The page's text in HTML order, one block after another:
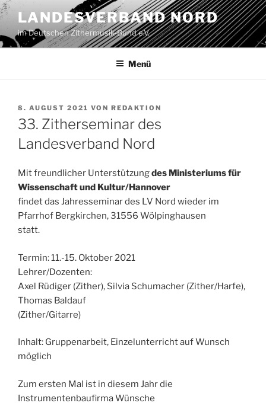
Zum
Inhalt
springen
LANDESVERBAND NORD
im Deutschen Zithermusik-Bund e.V.
Menü
VERÖFFENTLICHT
AM
8. AUGUST 2021 VON REDAKTION
33. Zitherseminar des
Landesverband Nord
Mit freundlicher Unterstützungdes Ministeriums für
Wissenschaft und Kultur/Hannover
findet das Jahresseminar des LV Nord wieder im
Pfarrhof Bergkirchen, 31556 Wölpinghausen
statt.
Termin: 11.-15. Oktober 2021
Lehrer/Dozenten:
Axel Rüdiger (Zither), Silvia Schumacher (Zither/Harfe),
Thomas Baldauf
(Zither/Gitarre)
Inhalt: Gruppenarbeit, Einzelunterricht auf Wunsch
möglich
Zum ersten Mal ist in diesem Jahr die
Instrumentenbaufirma Wünsche